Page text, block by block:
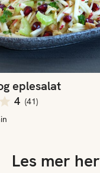
eplesalat
4 (41)
Les mer her